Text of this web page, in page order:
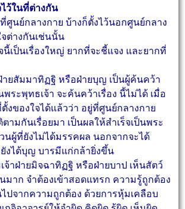
ไว้ในที่ต่างกัน
นย์กลางกาย บ้างก็ตั้งไว้นอกศูนย์กลาง
จต่างกันเช่นนั้น
เป็นเรื่องใหญ่ ยากที่จะชี้แจง และยากที่
สัมมาทิฏฐิ หรือฝ่ายบุญ เป็นผู้ค้นคว้า
ระพุทธเจ้า จะค้นคว้าเรื่อง นี้ไม่ได้ เมื่อ
งของใจได้แล้วว่า อยู่ที่ศูนย์กลางกาย
ามกันเรื่อยมา เป็นผลให้สำเร็จเป็นพระ
ผู้ที่ยังไม่ได้มรรคผล นอกจากจะได้
ยังได้บุญบารมีแก่กล้ายิ่งขึ้น
ฝ่ายมิจฉาทิฏฐิ หรือฝ่ายบาป เห็นสัตว์
มาก จำต้องเข้าสอดแทรก ความรู้ถูกต้อง
ปจากความถูกต้อง ด้วยการหุ้มเคลือบ